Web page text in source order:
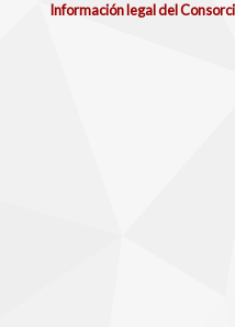
Información legal del